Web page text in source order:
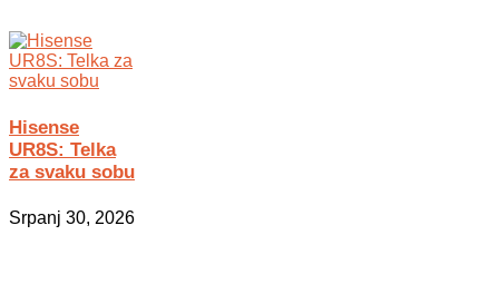
Hisense
UR8S: Telka
za svaku sobu
Srpanj 30, 2026